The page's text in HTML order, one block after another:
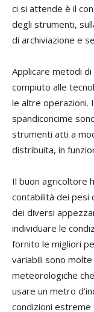
ci si attende è il
degli strumenti,
di archiviazione e
Applicare metodi
compiuto alle
le altre operazioni.
spandiconcime
strumenti atti a
distribuita, in
Il buon agricoltore
contabilità dei pesi
dei diversi
individuare le
fornito le migliori
variabili sono
meteorologiche
usare un metro
condizioni estreme